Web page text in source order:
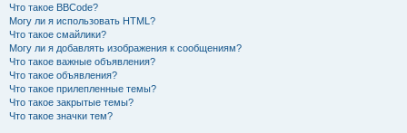
Что такое BBCode?
Могу ли я использовать HTML?
Что такое смайлики?
Могу ли я добавлять изображения к сообщениям?
Что такое важные объявления?
Что такое объявления?
Что такое прилепленные темы?
Что такое закрытые темы?
Что такое значки тем?